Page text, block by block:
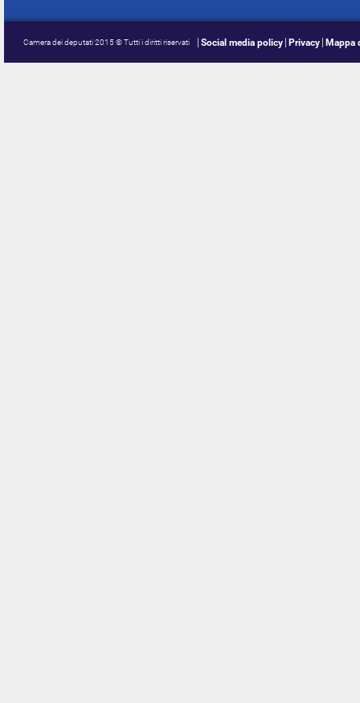
Camera dei deputati 2015 © Tutti i diritti riservati Social media policy Privacy Mappa